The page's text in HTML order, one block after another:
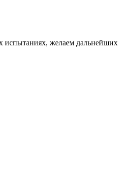
испытаниях, желаем дальнейших